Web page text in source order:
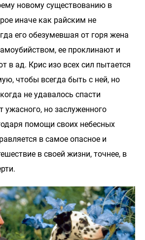
новому существованию в
иначе как райским не
его обезумевшая от горя жена
ее проклинают и
в ад. Крис изо всех сил пытается
чтобы всегда быть с ней, но
не удавалось спасти
ужасного, но заслуженного
помощи своих небесных
в самое опасное и
в своей жизни, точнее, в